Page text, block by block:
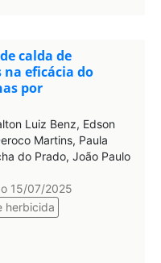
calda de
eficácia do
por
Luiz Benz, Edson
Martins, Paula
do Prado, João Paulo
15/07/2025
herbicida